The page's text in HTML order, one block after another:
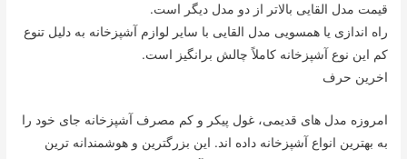
قیمت مدل القایی بالاتر از دو مدل دیگر است.
راه اندازی یا همسویی مدل القایی با سایر لوازم آشپزخانه به دلیل تنوع
کم این نوع آشپزخانه کاملاً چالش برانگیز است.
اخرین حرف
امروزه مدل های قدیمی، غول پیکر و کم مصرف آشپزخانه جای خود را
به بهترین انواع آشپزخانه داده اند. این بزرگترین و هوشمندانه ترین